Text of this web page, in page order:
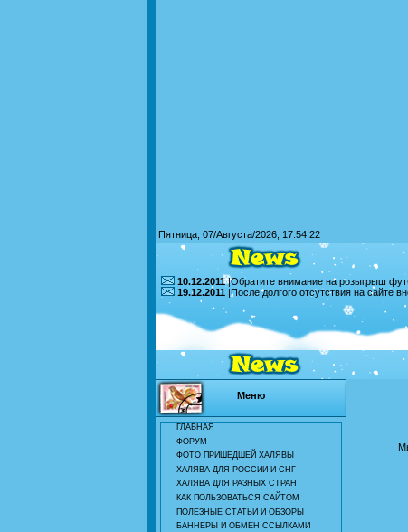
Пятница, 07/Августа/2026, 17:54:22
10.12.2011|Обратите внимание на розыгрыш
19.12.2011 |После долгого отсутствия на сайте
Меню
ГЛАВНАЯ
ФОРУМ
ФОТО ПРИШЕДШЕЙ ХАЛЯВЫ
ХАЛЯВА ДЛЯ РОССИИ И СНГ
ХАЛЯВА ДЛЯ РАЗНЫХ СТРАН
КАК ПОЛЬЗОВАТЬСЯ САЙТОМ
ПОЛЕЗНЫЕ СТАТЬИ И ОБЗОРЫ
БАННЕРЫ И ОБМЕН ССЫЛКАМИ